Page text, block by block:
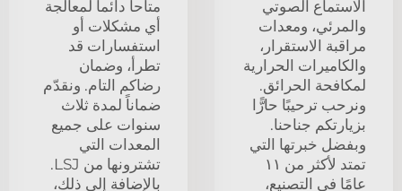
الاستماع الصوتي
والمرئي، ومعدات
مراقبة الاستقرار،
والكاميرات الحرارية
لمكافحة الحرائق.
ونرحب ترحيبًا حارًّا
بزيارتكم جناحنا.
وبفضل خبرتها التي
تمتد لأكثر من ١١
عامًا في التصنيع،
متاحاً دائماً لمعالجة
أي مشكلات أو
استفسارات قد
تطرأ، وضمان
رضاكم التام. ونقدّم
ضماناً لمدة ثلاث
سنوات على جميع
المعدات التي
تشترونها من LSJ.
بالإضافة إلى ذلك،